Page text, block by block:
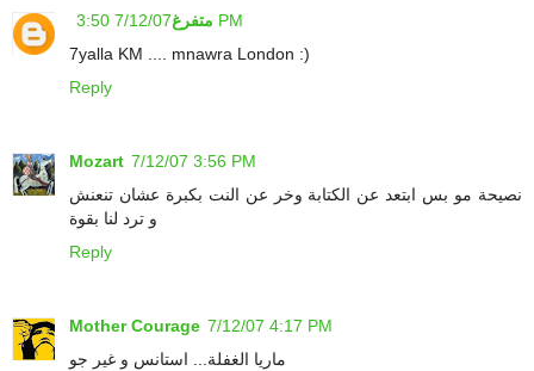
متفرغ 7/12/07 3:50 PM
7yalla KM .... mnawra London :)
Reply
Mozart 7/12/07 3:56 PM
نصيحة مو بس ابتعد عن الكتابة وخر عن النت بكبرة عشان تنعنش
و ترد لنا بقوة
Reply
Mother Courage 7/12/07 4:17 PM
ماريا الغفلة... استانس و غير جو